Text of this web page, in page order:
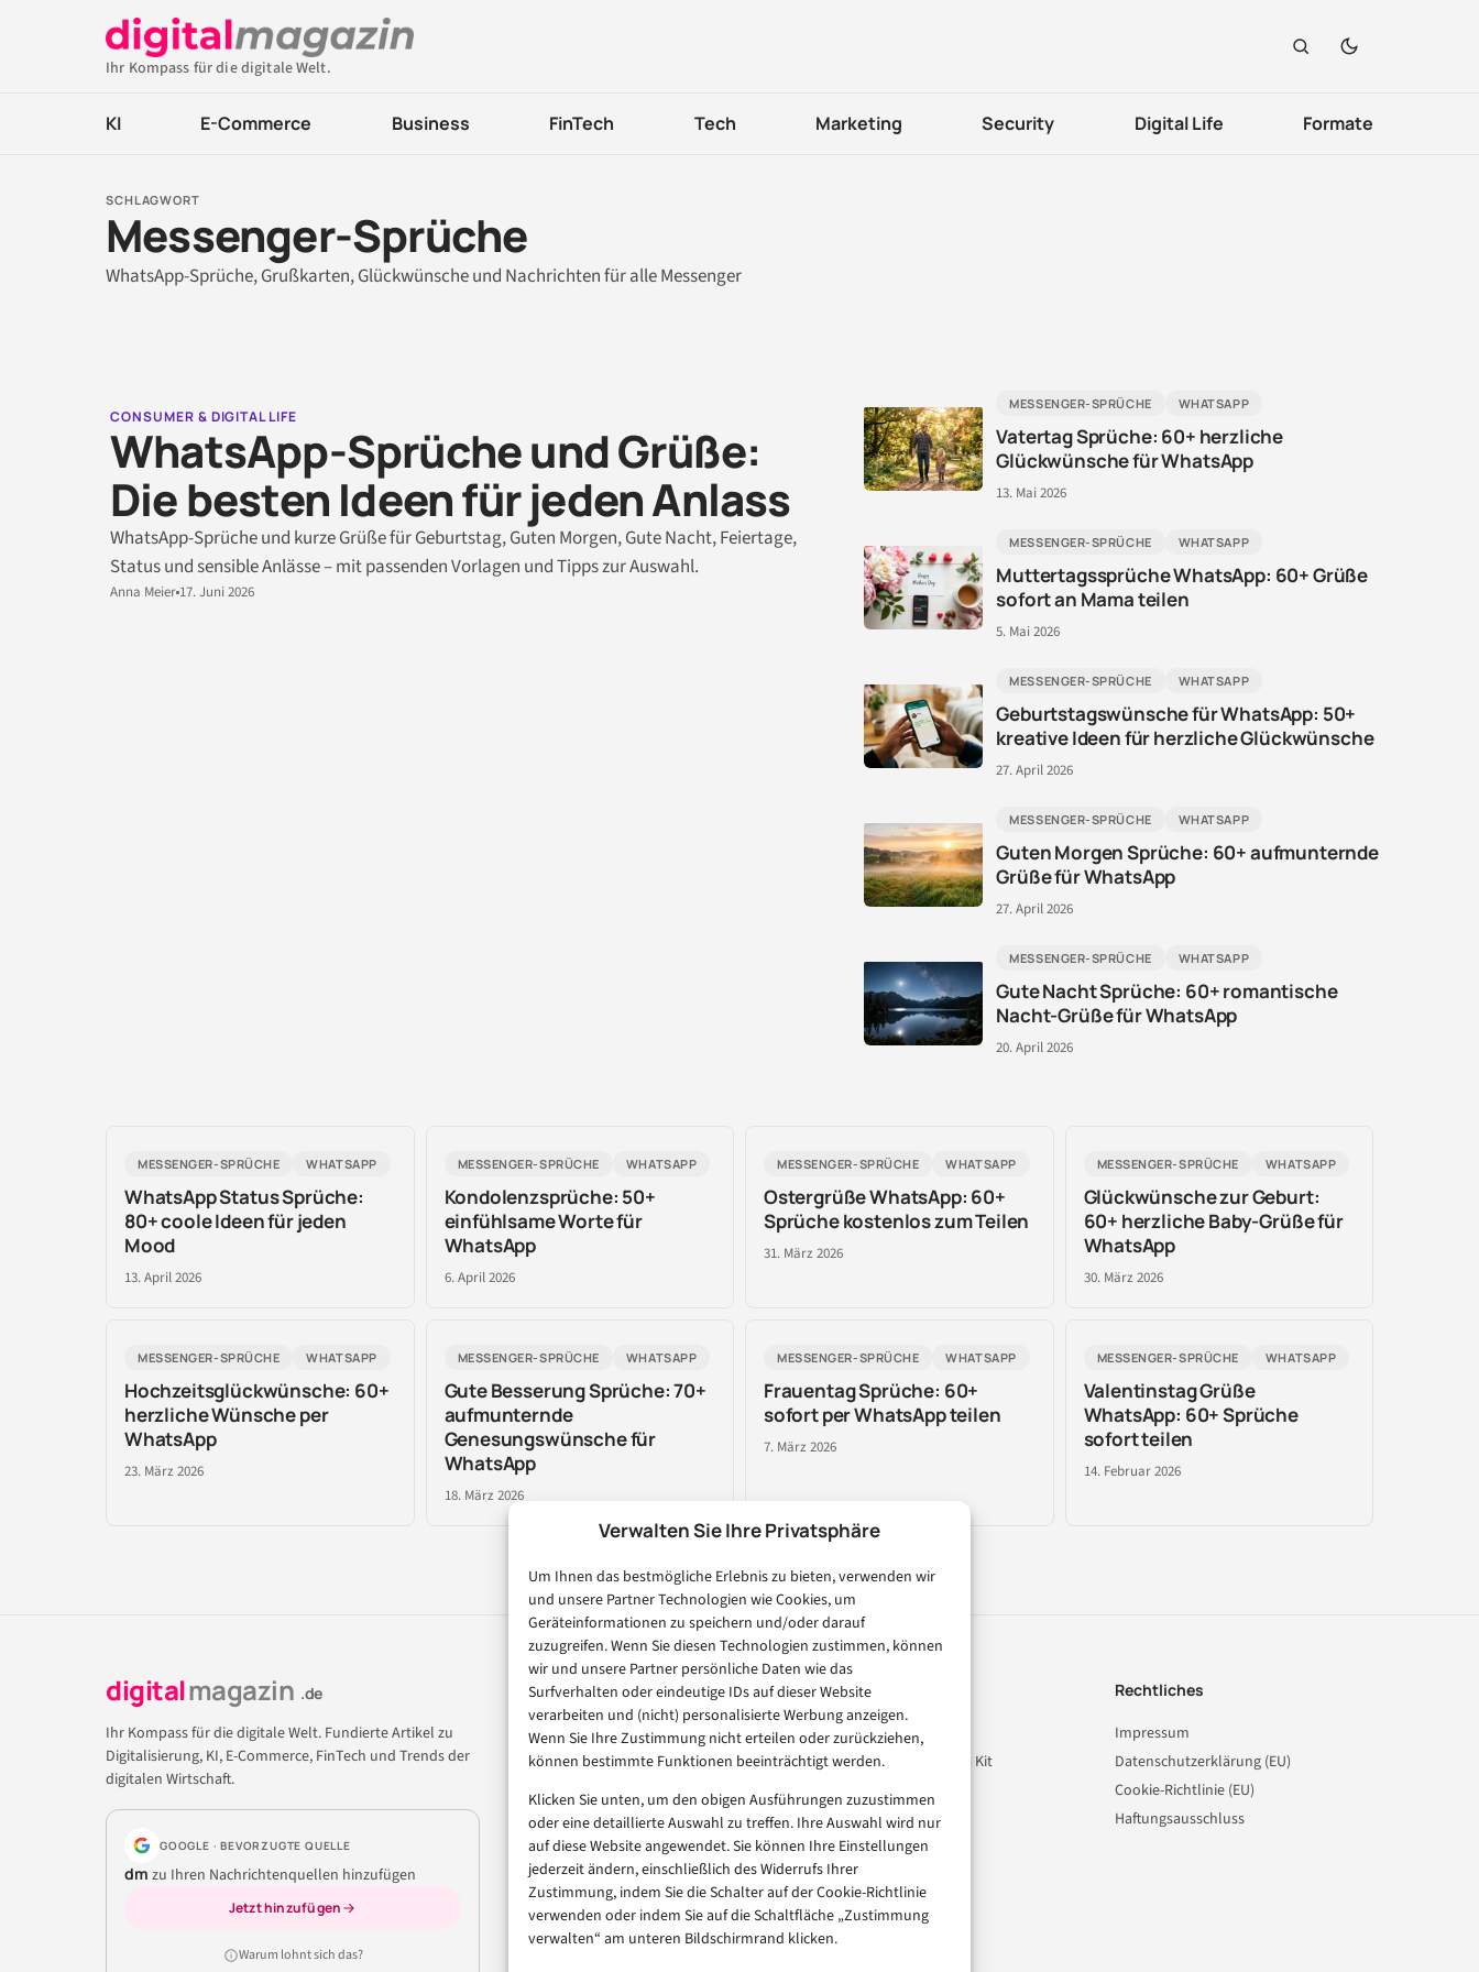
Verwalten Sie Ihre Privatsphäre
Um Ihnen das bestmögliche Erlebnis zu bieten, verwenden wir
und unsere Partner Technologien wie Cookies, um
Geräteinformationen zu speichern und/oder darauf
zuzugreifen. Wenn Sie diesen Technologien zustimmen, können
wir und unsere Partner persönliche Daten wie das
Surfverhalten oder eindeutige IDs auf dieser Website
verarbeiten und (nicht) personalisierte Werbung anzeigen.
Wenn Sie Ihre Zustimmung nicht erteilen oder zurückziehen,
können bestimmte Funktionen beeinträchtigt werden.
Klicken Sie unten, um den obigen Ausführungen zuzustimmen
oder eine detaillierte Auswahl zu treffen. Ihre Auswahl wird nur
auf diese Website angewendet. Sie können Ihre Einstellungen
jederzeit ändern, einschließlich des Widerrufs Ihrer
Zustimmung, indem Sie die Schalter auf der Cookie-Richtlinie
verwenden oder indem Sie auf die Schaltfläche „Zustimmung
verwalten“ am unteren Bildschirmrand klicken.
Ihr Kompass für die digitale Welt.
KI E-Commerce Business FinTech Tech Marketing Security Digital Life Formate
SCHLAGWORT
Messenger-Sprüche
WhatsApp-Sprüche, Grußkarten, Glückwünsche und Nachrichten für alle Messenger
CONSUMER & DIGITAL LIFE
WhatsApp-Sprüche und Grüße:
Die besten Ideen für jeden Anlass
WhatsApp-Sprüche und kurze Grüße für Geburtstag, Guten Morgen, Gute Nacht, Feiertage,
Status und sensible Anlässe – mit passenden Vorlagen und Tipps zur Auswahl.
Anna Meier 17. Juni 2026
MESSENGER-SPRÜCHE WHATSAPP
Vatertag Sprüche: 60+ herzliche
Glückwünsche für WhatsApp
13. Mai 2026
MESSENGER-SPRÜCHE WHATSAPP
Muttertagssprüche WhatsApp: 60+ Grüße
sofort an Mama teilen
5. Mai 2026
MESSENGER-SPRÜCHE WHATSAPP
Geburtstagswünsche für WhatsApp: 50+
kreative Ideen für herzliche Glückwünsche
27. April 2026
MESSENGER-SPRÜCHE WHATSAPP
Guten Morgen Sprüche: 60+ aufmunternde
Grüße für WhatsApp
27. April 2026
MESSENGER-SPRÜCHE WHATSAPP
Gute Nacht Sprüche: 60+ romantische
Nacht-Grüße für WhatsApp
20. April 2026
MESSENGER-SPRÜCHE WHATSAPP
WhatsApp Status Sprüche:
80+ coole Ideen für jeden
Mood
13. April 2026
MESSENGER-SPRÜCHE WHATSAPP
Kondolenzsprüche: 50+
einfühlsame Worte für
WhatsApp
6. April 2026
MESSENGER-SPRÜCHE WHATSAPP
Ostergrüße WhatsApp: 60+
Sprüche kostenlos zum Teilen
31. März 2026
MESSENGER-SPRÜCHE WHATSAPP
Glückwünsche zur Geburt:
60+ herzliche Baby-Grüße für
WhatsApp
30. März 2026
MESSENGER-SPRÜCHE WHATSAPP
Hochzeitsglückwünsche: 60+
herzliche Wünsche per
WhatsApp
23. März 2026
MESSENGER-SPRÜCHE WHATSAPP
Gute Besserung Sprüche: 70+
aufmunternde
Genesungswünsche für
WhatsApp
18. März 2026
MESSENGER-SPRÜCHE WHATSAPP
Frauentag Sprüche: 60+
sofort per WhatsApp teilen
7. März 2026
MESSENGER-SPRÜCHE WHATSAPP
Valentinstag Grüße
WhatsApp: 60+ Sprüche
sofort teilen
14. Februar 2026
digitalmagazin .de
Ihr Kompass für die digitale Welt. Fundierte Artikel zu
Digitalisierung, KI, E-Commerce, FinTech und Trends der
digitalen Wirtschaft.
GOOGLE · BEVORZUGTE QUELLE
dm zu Ihren Nachrichtenquellen hinzufügen
Jetzt hinzufügen
Warum lohnt sich das?
Rubriken
Künstliche Intelligenz
Technologie & IT
E-Commerce & Handel
Consumer & Digital Life
Marketing
Finanzen & FinTech
Business & Karriere
Sicherheit & Recht
Magazin
Unsere Redaktion
Werbeformate & Media Kit
Rechtliches
Impressum
Datenschutzerklärung (EU)
Cookie-Richtlinie (EU)
Haftungsausschluss